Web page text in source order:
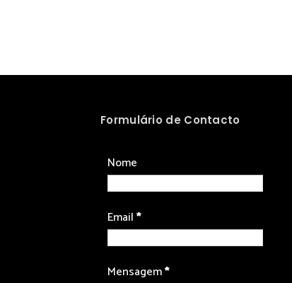
Formulário de Contacto
Nome
Email*
Mensagem*